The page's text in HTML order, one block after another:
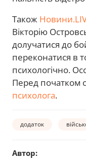
Також
Вікторію
долучатися до
переконатися в
психологічно.
Перед початком
психолога.
додаток
Автор: